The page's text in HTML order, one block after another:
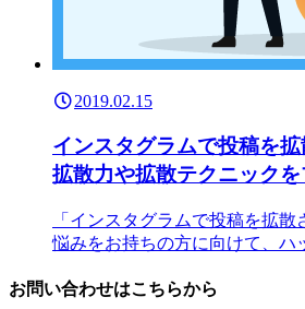
2019.02.15
インスタグラムで投稿を
拡散力や拡散テクニック
「インスタグラムで投稿を拡
悩みをお持ちの方に向けて、
お問い合わせはこちらから